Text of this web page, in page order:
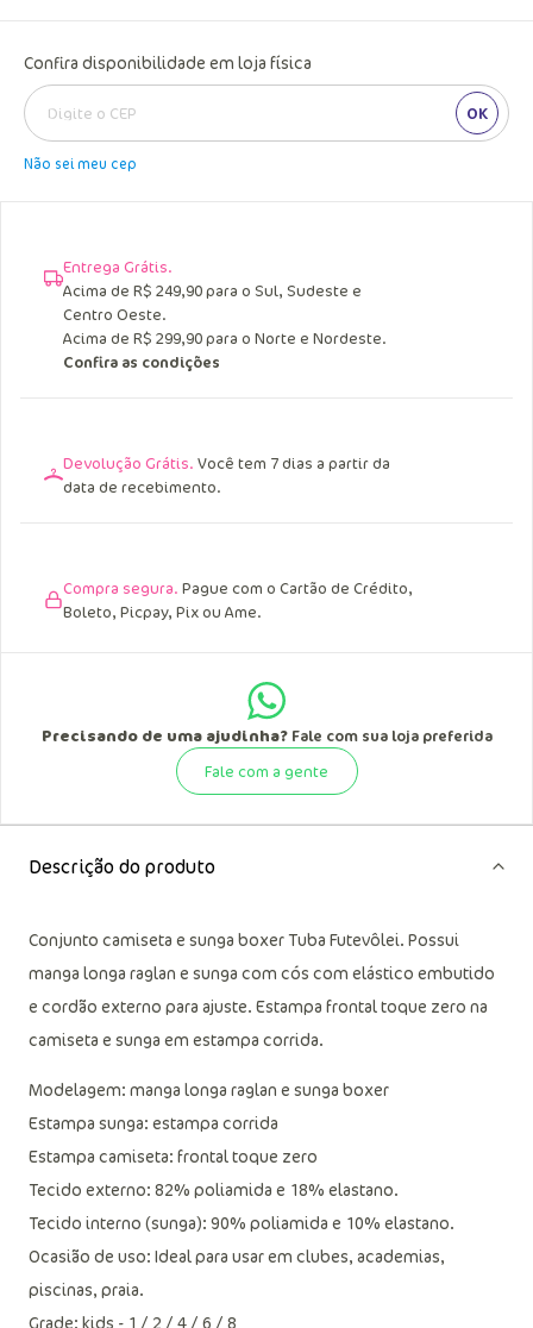
Confira disponibilidade em loja física
OK
Não sei meu cep
Entrega Grátis.
Acima de R$ 249,90 para o Sul, Sudeste e
Centro Oeste.
Acima de R$ 299,90 para o Norte e Nordeste.
Confira as condições
Devolução Grátis. Você tem 7 dias a partir da
data de recebimento.
Compra segura. Pague com o Cartão de Crédito,
Boleto, Picpay, Pix ou Ame.
Precisando de uma ajudinha?Fale com sua loja preferida
Fale com a gente
Descrição do produto
Conjunto camiseta e sunga boxer Tuba Futevôlei. Possui
manga longa raglan e sunga com cós com elástico embutido
e cordão externo para ajuste. Estampa frontal toque zero na
camiseta e sunga em estampa corrida.
Modelagem: manga longa raglan e sunga boxer
Estampa sunga: estampa corrida
Estampa camiseta: frontal toque zero
Tecido externo: 82% poliamida e 18% elastano.
Tecido interno (sunga): 90% poliamida e 10% elastano.
Ocasião de uso: Ideal para usar em clubes, academias,
piscinas, praia.
Grade: kids - 1 / 2 / 4 / 6 / 8